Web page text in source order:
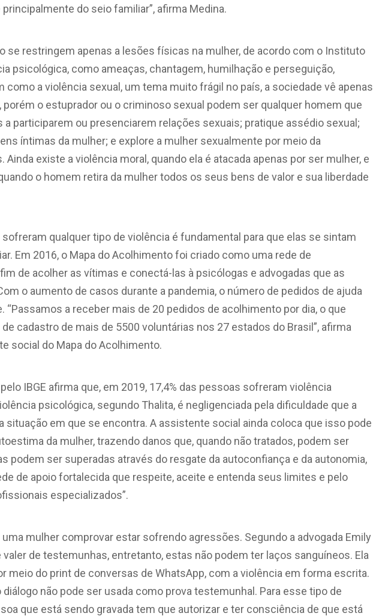
do seio familiar”, afirma Medina.
se restringem apenas a lesões físicas na mulher, de acordo com o Instituto
psicológica, como ameaças, chantagem, humilhação e perseguição,
como a violência sexual, um tema muito frágil no país, a sociedade vê apenas
o estuprador ou o criminoso sexual podem ser qualquer homem que
a participarem ou presenciarem relações sexuais; pratique assédio sexual;
íntimas da mulher; e explore a mulher sexualmente por meio da
existe a violência moral, quando ela é atacada apenas por ser mulher, e
o homem retira da mulher todos os seus bens de valor e sua liberdade
qualquer tipo de violência é fundamental para que elas se sintam
Em 2016, o Mapa do Acolhimento foi criado como uma rede de
de acolher as vítimas e conectá-las à psicólogas e advogadas que as
o aumento de casos durante a pandemia, o número de pedidos de ajuda
“Passamos a receber mais de 20 pedidos de acolhimento por dia, o que
cadastro de mais de 5500 voluntárias nos 27 estados do Brasil”, afirma
social do Mapa do Acolhimento.
IBGE afirma que, em 2019, 17,4% das pessoas sofreram violência
psicológica, segundo Thalita, é negligenciada pela dificuldade que a
situação em que se encontra. A assistente social ainda coloca que isso pode
da mulher, trazendo danos que, quando não tratados, podem ser
podem ser superadas através do resgate da autoconfiança e da autonomia,
de apoio fortalecida que respeite, aceite e entenda seus limites e pelo
especializados”.
mulher comprovar estar sofrendo agressões. Segundo a advogada Emily
valer de testemunhas, entretanto, estas não podem ter laços sanguíneos. Ela
meio do print de conversas de WhatsApp, com a violência em forma escrita.
diálogo não pode ser usada como prova testemunhal. Para esse tipo de
que está sendo gravada tem que autorizar e ter consciência de que está